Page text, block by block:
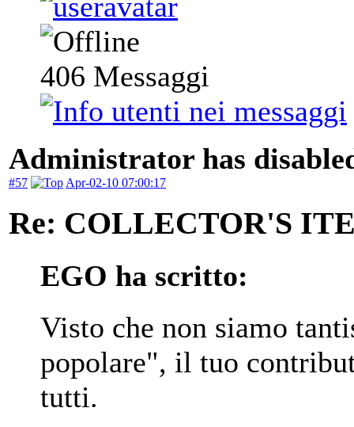
406 Messaggi
Administrator has
#57 Apr-02-10 07:00:17
Re: COLLECTOR'S
EGO ha scritto:
Visto che non siamo
popolare", il tuo
tutti.